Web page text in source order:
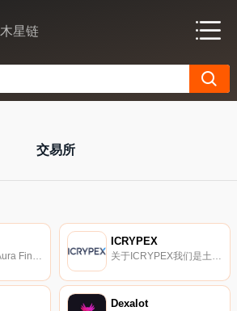
木星链
交易所
关于AuraswapAura Finance是一个应用程序网络,使用建立在Fantom Opera之上的区块链技术,为社区带来体验和好处。AuraSwap于2021年5月16日推出,是Aura Finance的第一款产品,是一款去中心化交易所,提供2个代币之间的交换数量功能.
ICRYPEX
关于ICRYPEX我们是土耳其；第一家企业加密货币交易所。我们的目标是为用户提供快速、安全的交易特权和完美的投资体验。我们的使命为该行业带来了许多创新。我们是一个加密货币交易平台,投资者可以在该平台上交易各种加密货币.
Dexalot